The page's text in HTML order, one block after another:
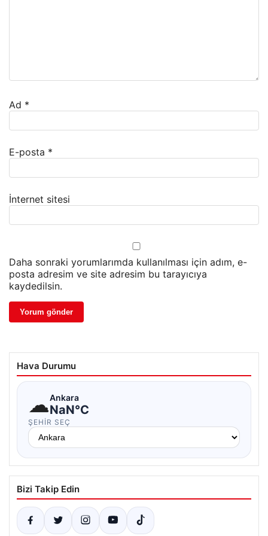
Ad *
E-posta *
İnternet sitesi
Daha sonraki yorumlarımda kullanılması için adım, e-
posta adresim ve site adresim bu tarayıcıya
kaydedilsin.
Hava Durumu
☁Ankara
NaN°C
ŞEHIR SEÇ
Bizi Takip Edin